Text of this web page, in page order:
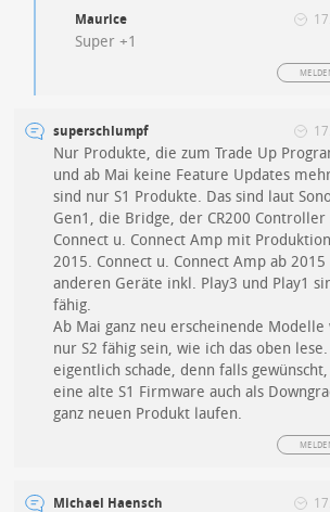
Maurice
Super +1
superschlumpf
Nur Produkte, die zum Trade Up
und ab Mai keine Feature Updates
sind nur S1 Produkte. Das sind laut
Gen1, die Bridge, der CR200
Connect u. Connect Amp mit
2015. Connect u. Connect Amp ab
anderen Geräte inkl. Play3 und Play1
fähig.
Ab Mai ganz neu erscheinende
nur S2 fähig sein, wie ich das oben
eigentlich schade, denn falls
eine alte S1 Firmware auch als
ganz neuen Produkt laufen.
Michael Haensch